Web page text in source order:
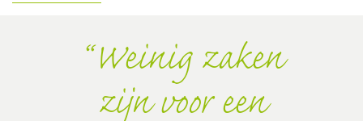
Weinig zaken
zijn voor een